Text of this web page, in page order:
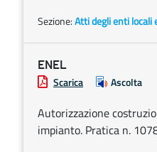
Sezione:Atti degli enti locali
ENEL
Scarica Ascolta
Autorizzazione
impianto. Pratica n.